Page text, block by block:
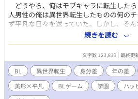
どうやら、俺はモブキャラに転生した
人男性の俺は異世界転生したものの何の
ず平凡な日々を送っていた。しかし、そ
うひとりの転生者との出会いによって崩
ゲームの世界で彼女は不幸にも悪役令嬢
生してしまったとのことだ。このままだ
れてしまい、手助けすることになった俺
折るための作戦を考える。作戦遂行のため
ルトに協力を仰いだが、説得のために俺が
ったら主人公が言うはずのものだった。
上のルートに入っちゃったんじゃ……」
続きを読む
文字数 123,833 最終更
BL 異世界転生 身分差 年の差
美形×平凡
BLゲーム 学園
ハッ